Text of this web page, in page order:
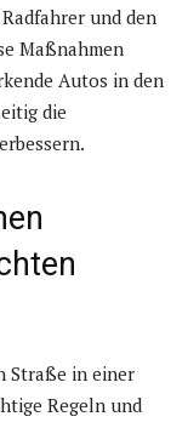
und den
Maßnahmen
Autos in den
die
Straße in einer
Regeln und